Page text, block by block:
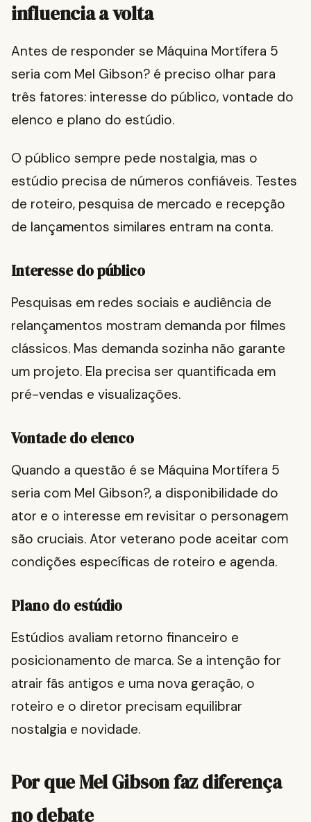
influencia a volta
Antes de responder se Máquina Mortífera 5
seria com Mel Gibson? é preciso olhar para
três fatores: interesse do público, vontade do
elenco e plano do estúdio.
O público sempre pede nostalgia, mas o
estúdio precisa de números confiáveis. Testes
de roteiro, pesquisa de mercado e recepção
de lançamentos similares entram na conta.
Interesse do público
Pesquisas em redes sociais e audiência de
relançamentos mostram demanda por filmes
clássicos. Mas demanda sozinha não garante
um projeto. Ela precisa ser quantificada em
pré-vendas e visualizações.
Vontade do elenco
Quando a questão é se Máquina Mortífera 5
seria com Mel Gibson?, a disponibilidade do
ator e o interesse em revisitar o personagem
são cruciais. Ator veterano pode aceitar com
condições específicas de roteiro e agenda.
Plano do estúdio
Estúdios avaliam retorno financeiro e
posicionamento de marca. Se a intenção for
atrair fãs antigos e uma nova geração, o
roteiro e o diretor precisam equilibrar
nostalgia e novidade.
Por que Mel Gibson faz diferença
no debate